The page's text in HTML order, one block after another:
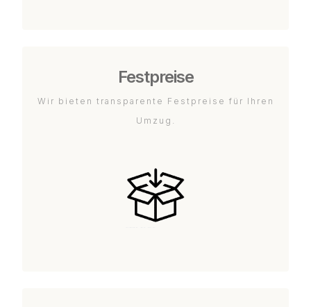
Festpreise
Wir bieten transparente Festpreise für Ihren
Umzug.